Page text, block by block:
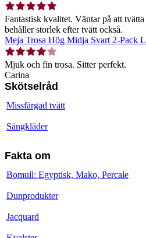
Fantastisk kvalitet. Väntar på att
behåller storlek efter tvätt också.
Meja Trosa Hög Midja Svart 2-Pack L
Mjuk och fin trosa. Sitter perfekt.
Carina
Skötselråd
Missfärgad tvätt
Sängkläder
Fakta om
Bomull: Egyptisk, Mako, Percale
Dunprodukter
Jacquard